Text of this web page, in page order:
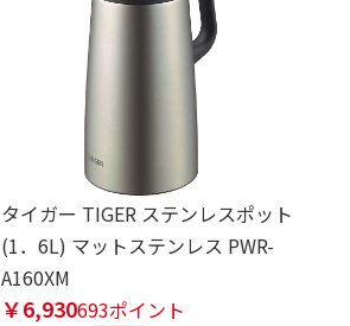
タイガー TIGER ステンレスポット
(1．6L) マットステンレス PWR-
A160XM
￥6,930693ポイント